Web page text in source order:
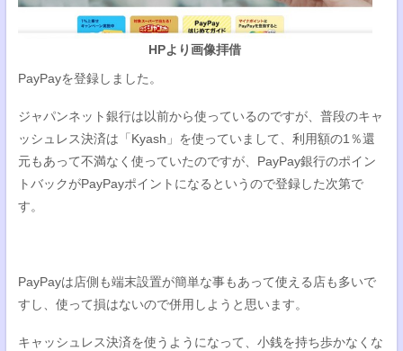
HPより画像拝借
PayPayを登録しました。
ジャパンネット銀行は以前から使っているのですが、普段のキャ
ッシュレス決済は「Kyash」を使っていまして、利用額の1％還
元もあって不満なく使っていたのですが、PayPay銀行のポイン
トバックがPayPayポイントになるというので登録した次第で
す。
PayPayは店側も端末設置が簡単な事もあって使える店も多いで
すし、使って損はないので併用しようと思います。
キャッシュレス決済を使うようになって、小銭を持ち歩かなくな